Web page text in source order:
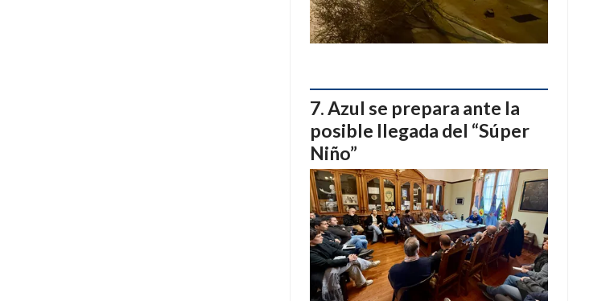
Azul se prepara ante la
posible llegada del “Súper
Niño”